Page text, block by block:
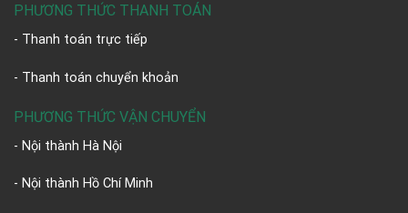
PHƯƠNG THỨC THANH TOÁN
- Thanh toán trực tiếp
- Thanh toán chuyển khoản
PHƯƠNG THỨC VẬN CHUYỂN
- Nội thành Hà Nội
- Nội thành Hồ Chí Minh